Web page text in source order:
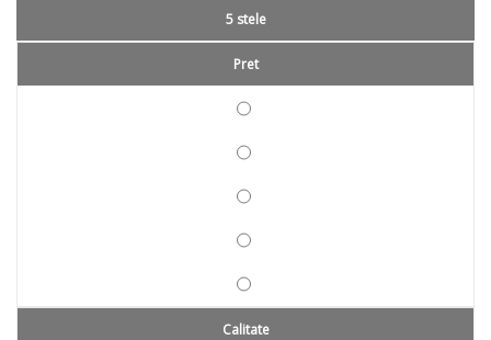
5 stele
Pret
Calitate